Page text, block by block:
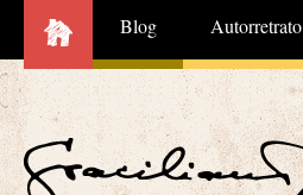
Blog Autorretrato